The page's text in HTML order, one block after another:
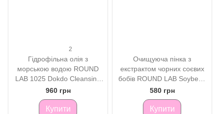
2
Гідрофільна олія з
морською водою ROUND
LAB 1025 Dokdo Cleansing
Oil
960 грн
Купити
Очищуюча пінка з
екстрактом чорних соєвих
бобів ROUND LAB Soybean
Cleanser
580 грн
Купити